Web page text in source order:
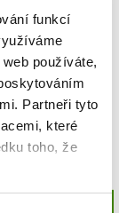
funkcí
používáte,
Partneři tyto
které
toho, že